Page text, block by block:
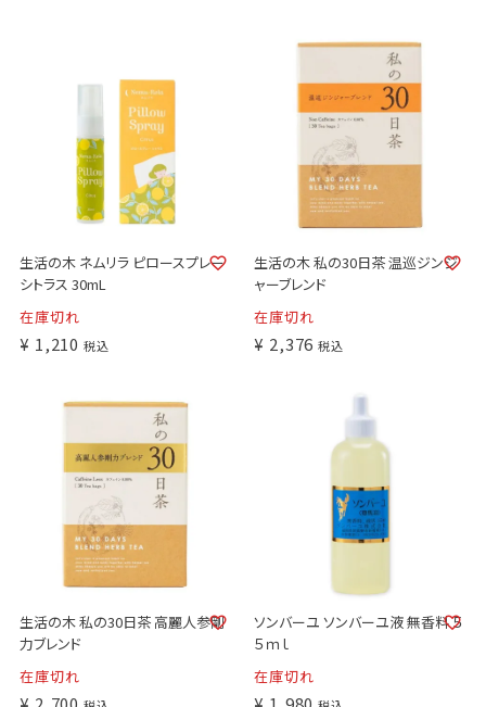
生活の木 ネムリラ ピロースプレー
シトラス 30mL
在庫切れ
¥ 1,210 税込
生活の木 私の30日茶 温巡ジンジ
ャーブレンド
在庫切れ
¥ 2,376 税込
生活の木 私の30日茶 高麗人参剛
力ブレンド
在庫切れ
ソンバーユ ソンバーユ液 無香料 ５
５ｍｌ
在庫切れ